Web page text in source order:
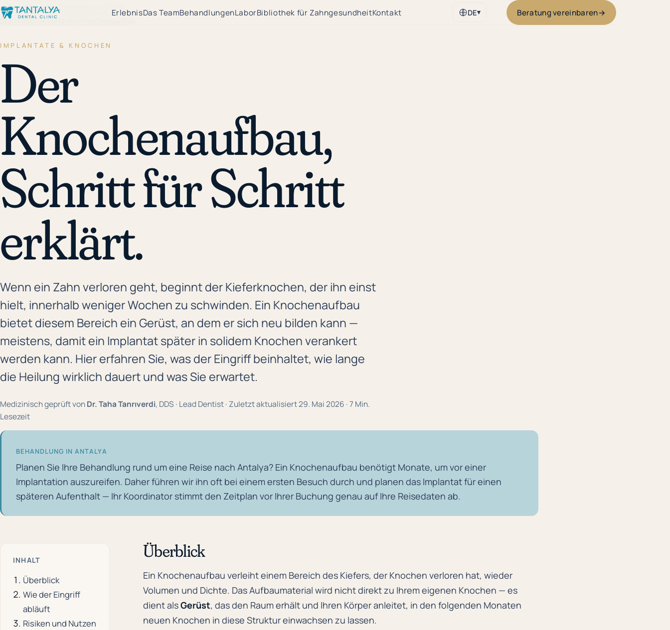
ErlebnisDas TeamBehandlungenLaborBibliothek für ZahngesundheitKontakt DE▾ Beratung vereinbaren→
←Bibliothek für Zahngesundheit
Startseite/ Gesundheit
IMPLANTATE & KNOCHEN
Der
Knochenaufbau,
Schritt für Schritt
erklärt.
Wenn ein Zahn verloren geht, beginnt der Kieferknochen, der ihn einst
hielt, innerhalb weniger Wochen zu schwinden. Ein Knochenaufbau
bietet diesem Bereich ein Gerüst, an dem er sich neu bilden kann —
meistens, damit ein Implantat später in solidem Knochen verankert
werden kann. Hier erfahren Sie, was der Eingriff beinhaltet, wie lange
die Heilung wirklich dauert und was Sie erwartet.
Medizinisch geprüft vonDr. Taha Tanrıverdi, DDS · Lead Dentist · Zuletzt aktualisiert 29. Mai 2026 · 7 Min.
Lesezeit
BEHANDLUNG IN ANTALYA
Planen Sie Ihre Behandlung rund um eine Reise nach Antalya? Ein Knochenaufbau benötigt Monate, um vor einer
Implantation auszureifen. Daher führen wir ihn oft bei einem ersten Besuch durch und planen das Implantat für einen
späteren Aufenthalt — Ihr Koordinator stimmt den Zeitplan vor Ihrer Buchung genau auf Ihre Reisedaten ab.
INHALT
Überblick
Wie der Eingriff
abläuft
Risiken und Nutzen
Überblick
Ein Knochenaufbau verleiht einem Bereich des Kiefers, der Knochen verloren hat, wieder
Volumen und Dichte. Das Aufbaumaterial wird nicht direkt zu Ihrem eigenen Knochen — es
dient alsGerüst, das den Raum erhält und Ihren Körper anleitet, in den folgenden Monaten
neuen Knochen in diese Struktur einwachsen zu lassen.